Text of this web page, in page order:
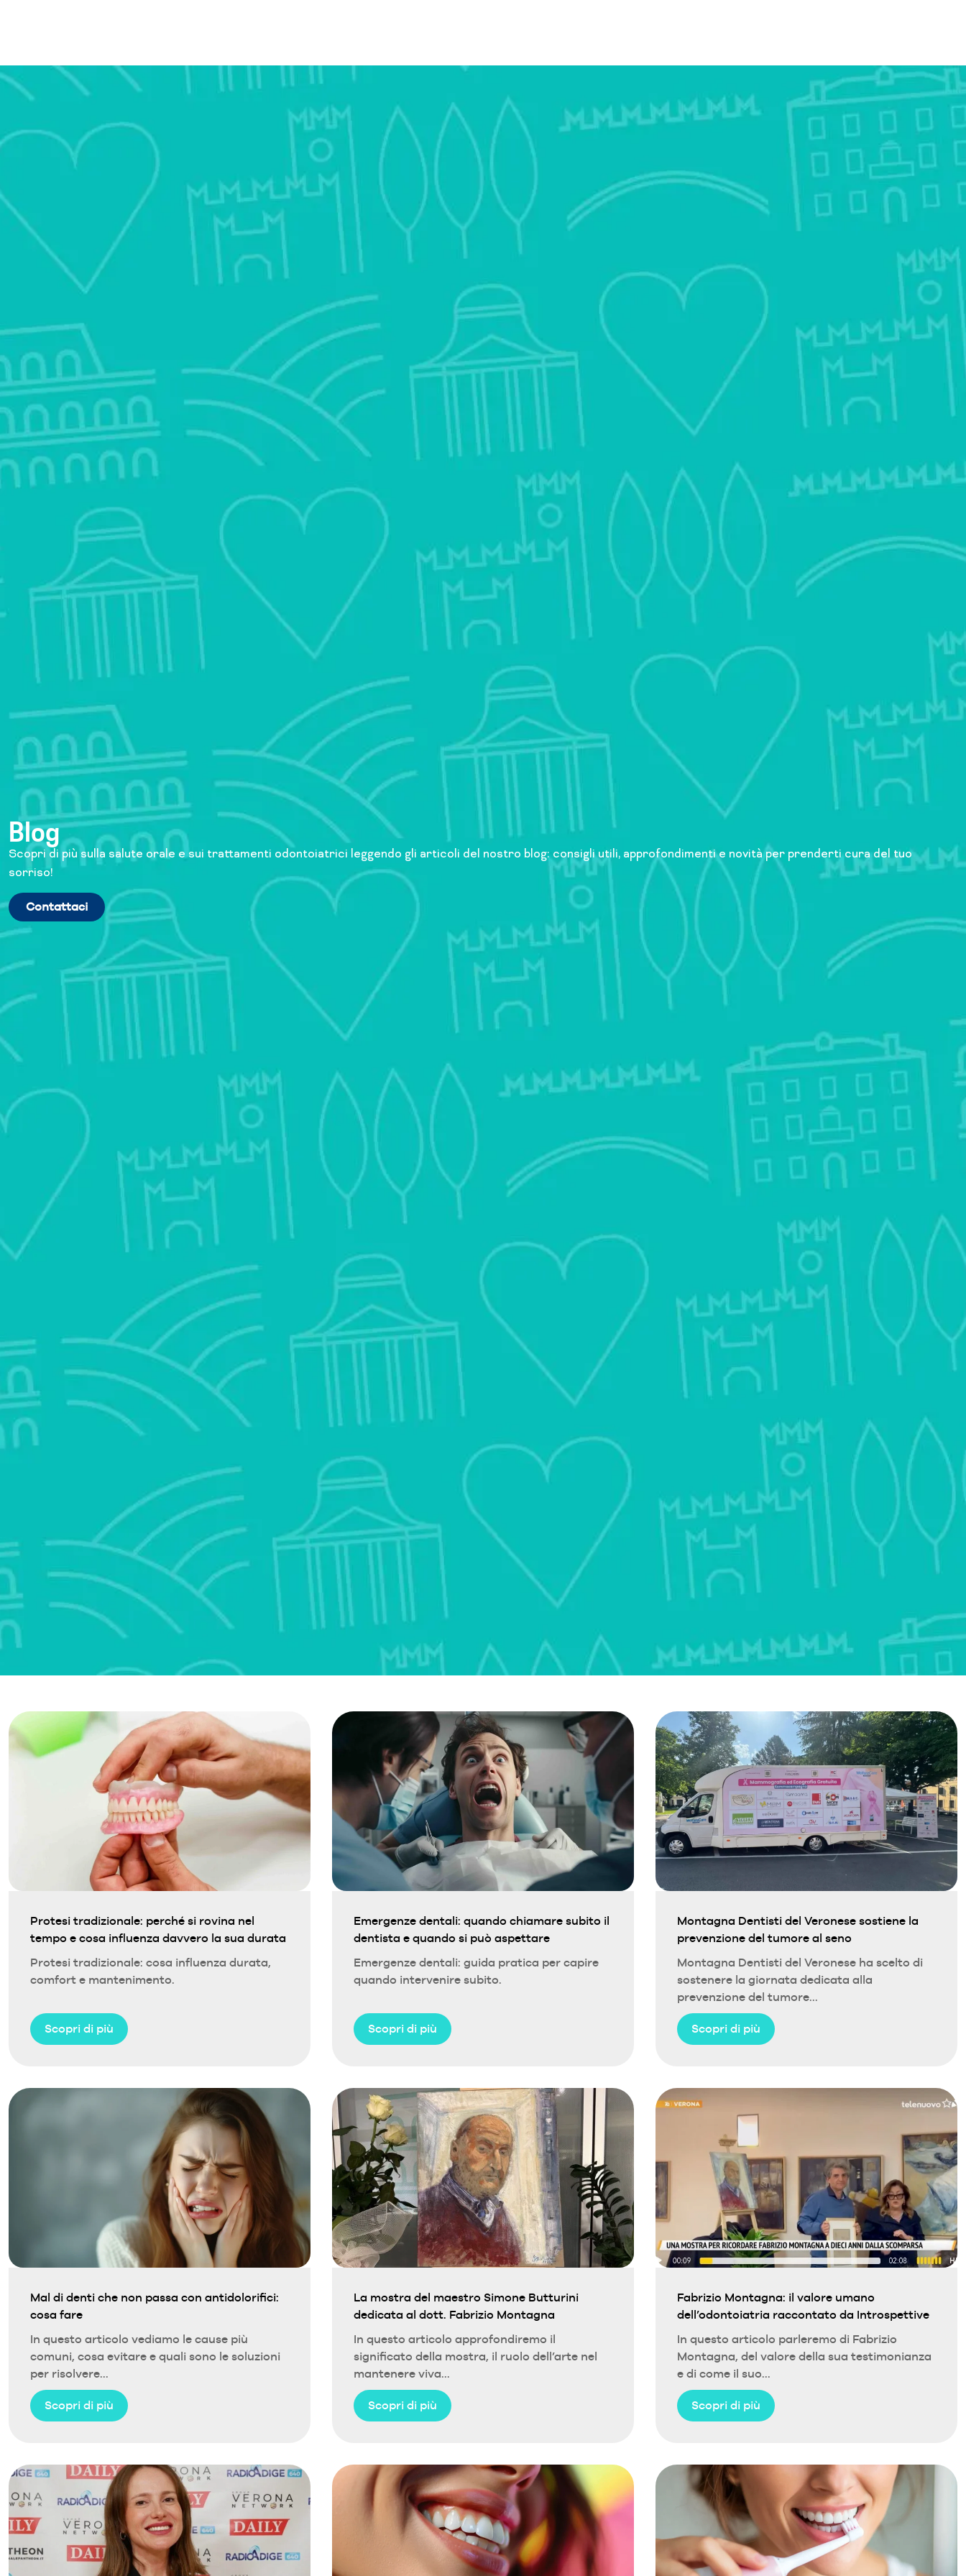
Blog
Scopri di più sulla salute orale e sui trattamenti odontoiatrici leggendo gli articoli del nostro blog: consigli utili, approfondimenti e novità per prenderti cura del tuo
sorriso!
Contattaci
Protesi tradizionale: perché si rovina nel
tempo e cosa influenza davvero la sua durata
Protesi tradizionale: cosa influenza durata,
comfort e mantenimento.
Scopri di più
Emergenze dentali: quando chiamare subito il
dentista e quando si può aspettare
Emergenze dentali: guida pratica per capire
quando intervenire subito.
Scopri di più
Montagna Dentisti del Veronese sostiene la
prevenzione del tumore al seno
Montagna Dentisti del Veronese ha scelto di
sostenere la giornata dedicata alla
prevenzione del tumore...
Scopri di più
Mal di denti che non passa con antidolorifici:
cosa fare
In questo articolo vediamo le cause più
comuni, cosa evitare e quali sono le soluzioni
per risolvere...
Scopri di più
La mostra del maestro Simone Butturini
dedicata al dott. Fabrizio Montagna
In questo articolo approfondiremo il
significato della mostra, il ruolo dell’arte nel
mantenere viva...
Scopri di più
Fabrizio Montagna: il valore umano
dell’odontoiatria raccontato da Introspettive
In questo articolo parleremo di Fabrizio
Montagna, del valore della sua testimonianza
e di come il suo...
Scopri di più